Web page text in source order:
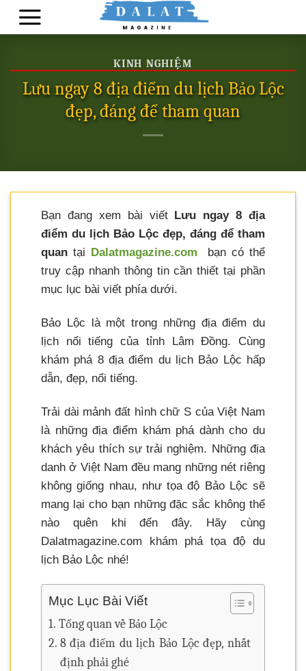
Skip
KINH NGHIỆM
Lưu ngay 8 địa điểm du lịch Bảo Lộc
đẹp, đáng để tham quan
Bạn đang xem bài viết Lưu ngay 8 địa
điểm du lịch Bảo Lộc đẹp, đáng để tham
quan tại Dalatmagazine.com
bạn có thể
truy cập nhanh thông tin cần thiết tại phần
mục lục bài viết phía dưới.
Bảo Lộc là một trong những địa điểm du
lịch nổi tiếng của tỉnh Lâm Đồng. Cùng
khám phá 8 địa điểm du lịch Bảo Lộc hấp
dẫn, đẹp, nổi tiếng.
Trải dài mảnh đất hình chữ S của Việt Nam
là những địa điểm khám phá dành cho du
khách yêu thích sự trải nghiệm. Những địa
danh ở Việt Nam đều mang những nét riêng
không giống nhau, như tọa độ Bảo Lộc sẽ
mang lại cho bạn những đặc sắc không thể
nào quên khi đến đây. Hãy cùng
Dalatmagazine.com khám phá tọa độ du
lịch Bảo Lộc nhé!
Mục Lục Bài Viết
Tổng quan về Bảo Lộc
8 địa điểm du lịch Bảo Lộc đẹp, nhất
định phải ghé